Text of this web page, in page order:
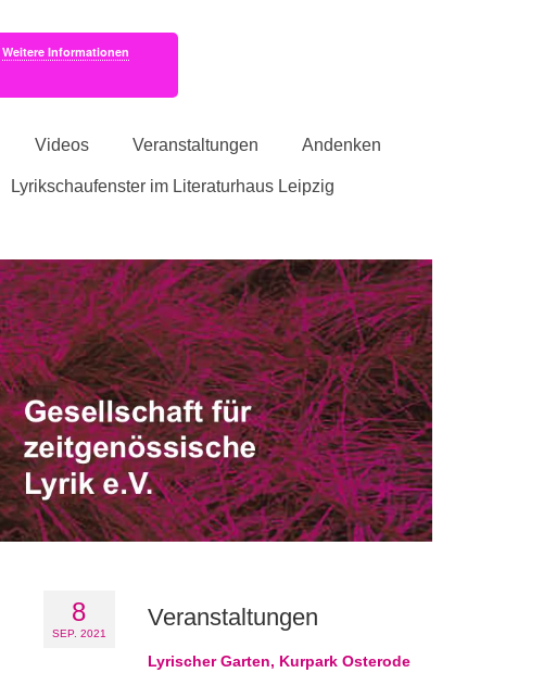
Videos Veranstaltungen Andenken
Lyrikschaufenster im Literaturhaus Leipzig
8
SEP. 2021
Veranstaltungen
Lyrischer Garten, Kurpark Osterode
Weitere Informationen